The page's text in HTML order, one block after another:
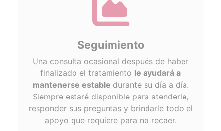
chart-
Seguimiento
Una consulta ocasional después de haber
finalizado el tratamiento le ayudará a
mantenerse estable durante su día a día.
Siempre estaré disponible para atenderle,
responder sus preguntas y brindarle todo el
apoyo que requiere para no recaer.